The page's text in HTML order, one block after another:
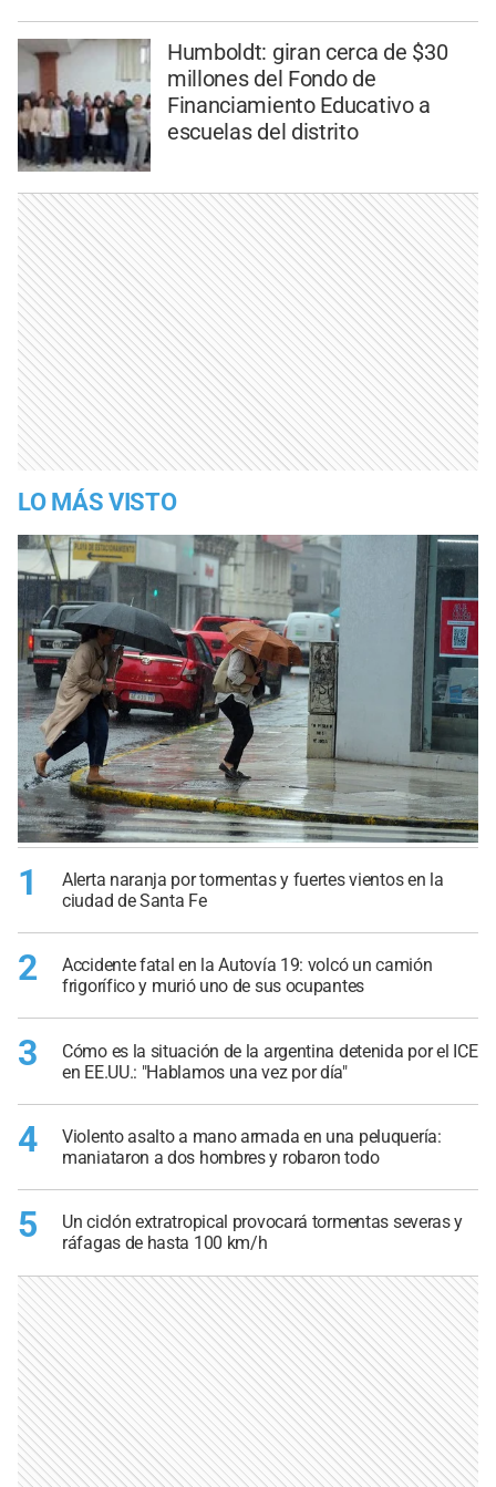
Humboldt: giran cerca de $30
millones del Fondo de
Financiamiento Educativo a
escuelas del distrito
LO MÁS VISTO
1
Alerta naranja por tormentas y fuertes vientos en la
ciudad de Santa Fe
2
Accidente fatal en la Autovía 19: volcó un camión
frigorífico y murió uno de sus ocupantes
3
Cómo es la situación de la argentina detenida por el ICE
en EE.UU.: "Hablamos una vez por día"
4
Violento asalto a mano armada en una peluquería:
maniataron a dos hombres y robaron todo
5
Un ciclón extratropical provocará tormentas severas y
ráfagas de hasta 100 km/h